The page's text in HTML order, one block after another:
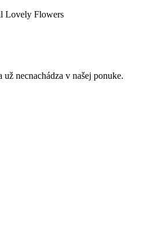
Lovely Flowers
už necnachádza v našej ponuke.